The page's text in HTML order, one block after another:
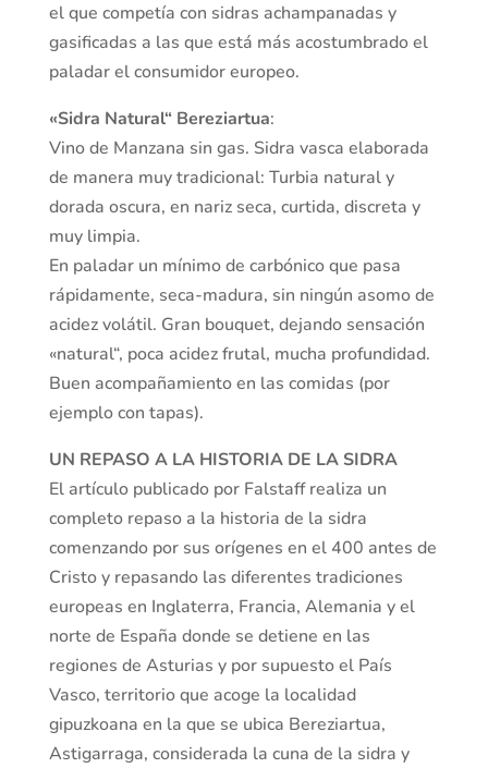
el que competía con sidras achampanadas y
gasificadas a las que está más acostumbrado el
paladar el consumidor europeo.
«Sidra Natural“ Bereziartua:
Vino de Manzana sin gas. Sidra vasca elaborada
de manera muy tradicional: Turbia natural y
dorada oscura, en nariz seca, curtida, discreta y
muy limpia.
En paladar un mínimo de carbónico que pasa
rápidamente, seca-madura, sin ningún asomo de
acidez volátil. Gran bouquet, dejando sensación
«natural“, poca acidez frutal, mucha profundidad.
Buen acompañamiento en las comidas (por
ejemplo con tapas).
UN REPASO A LA HISTORIA DE LA SIDRA
El artículo publicado por Falstaff realiza un
completo repaso a la historia de la sidra
comenzando por sus orígenes en el 400 antes de
Cristo y repasando las diferentes tradiciones
europeas en Inglaterra, Francia, Alemania y el
norte de España donde se detiene en las
regiones de Asturias y por supuesto el País
Vasco, territorio que acoge la localidad
gipuzkoana en la que se ubica Bereziartua,
Astigarraga, considerada la cuna de la sidra y